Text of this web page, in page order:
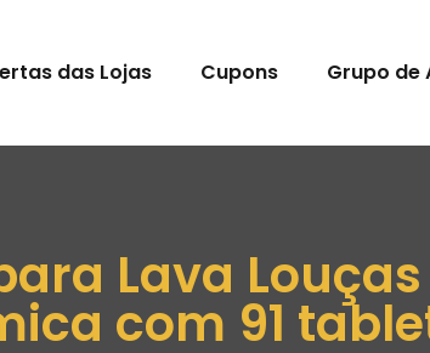
das Lojas Cupons Grupo de
Lava
com 91